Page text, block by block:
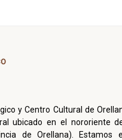
y Centro Cultural de
ubicado en el nororiente
de Orellana). Estamos